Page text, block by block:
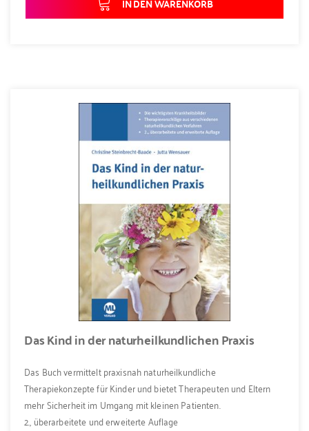
Das Kind in der naturheilkundlichen Praxis
Das Buch vermittelt praxisnah naturheilkundliche
Therapiekonzepte für Kinder und bietet Therapeuten und Eltern
mehr Sicherheit im Umgang mit kleinen Patienten.
2., überarbeitete und erweiterte Auflage